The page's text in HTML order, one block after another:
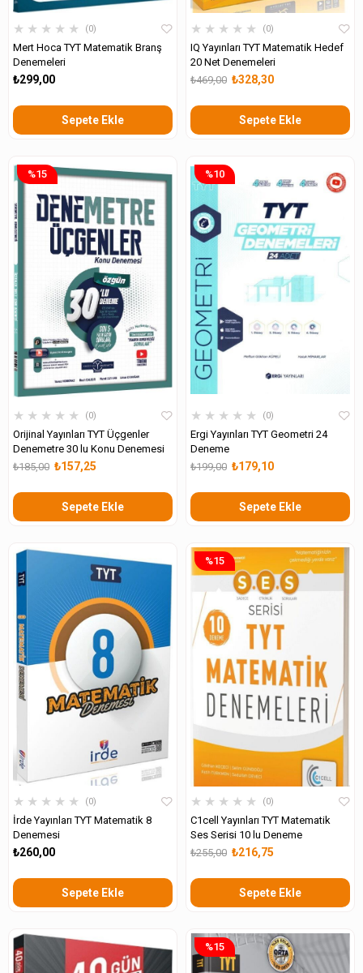
★ ★ ★ ★ ★ 0
Mert Hoca TYT Matematik Branş
Denemeleri
₺299,00
Sepete Ekle
★ ★ ★ ★ ★ 0
IQ Yayınları TYT Matematik Hedef
20 Net Denemeleri
₺328,30
₺469,00
Sepete Ekle
★ ★ ★ ★ ★ 0
Orijinal Yayınları TYT Üçgenler
Denemetre 30 lu Konu Denemesi
₺157,25
₺185,00
Sepete Ekle
%15
★ ★ ★ ★ ★ 0
Ergi Yayınları TYT Geometri 24
Deneme
₺179,10
₺199,00
Sepete Ekle
%10
★ ★ ★ ★ ★ 0
İrde Yayınları TYT Matematik 8
Denemesi
₺260,00
Sepete Ekle
★ ★ ★ ★ ★ 0
C1cell Yayınları TYT Matematik
Ses Serisi 10 lu Deneme
₺216,75
₺255,00
Sepete Ekle
%15
%15